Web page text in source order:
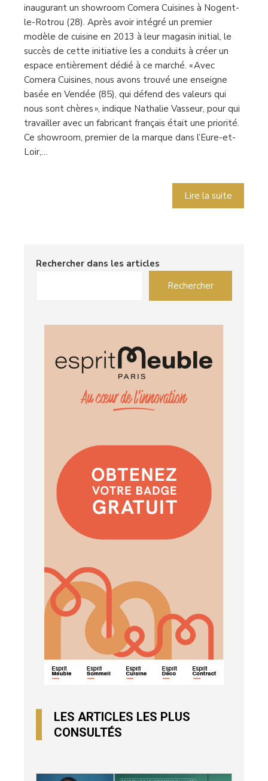
inaugurant un showroom Comera Cuisines à Nogent-
le-Rotrou (28). Après avoir intégré un premier
modèle de cuisine en 2013 à leur magasin initial, le
succès de cette initiative les a conduits à créer un
espace entièrement dédié à ce marché. « Avec
Comera Cuisines, nous avons trouvé une enseigne
basée en Vendée (85), qui défend des valeurs qui
nous sont chères », indique Nathalie Vasseur, pour qui
travailler avec un fabricant français était une priorité.
Ce showroom, premier de la marque dans l’Eure-et-
Loir,…
Lire la suite
Rechercher dans les articles
Rechercher
LES ARTICLES LES PLUS
CONSULTÉS